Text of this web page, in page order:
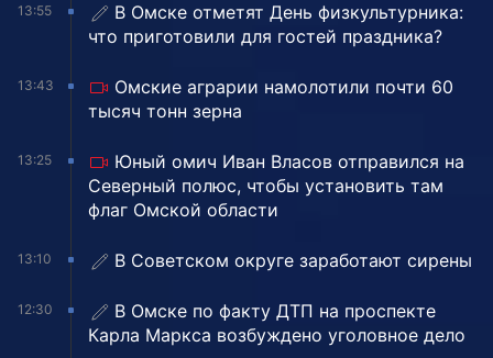
13:55
В Омске отметят День физкультурника:
что приготовили для гостей праздника?
13:43
Омские аграрии намолотили почти 60
тысяч тонн зерна
13:25
Юный омич Иван Власов отправился на
Северный полюс, чтобы установить там
флаг Омской области
13:10 В Советском округе заработают сирены
12:30
В Омске по факту ДТП на проспекте
Карла Маркса возбуждено уголовное дело